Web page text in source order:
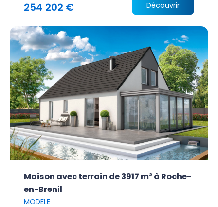
254 202 € Découvrir
Maison avec terrain de 3917 m² à Roche-
en-Brenil
MODELE